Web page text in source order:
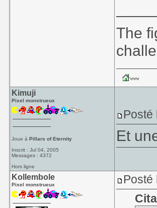
The
Kimuji
Pixel monstrueux
Joue àPillars of Eternity
Inscrit : Jul 04, 2005
Messages : 4372
Hors ligne
Posté
Et
Kollembole
Pixel monstrueux
Posté